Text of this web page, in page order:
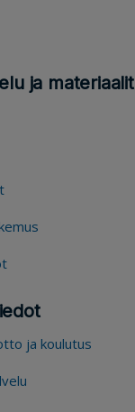
ja materiaalit
ja koulutus